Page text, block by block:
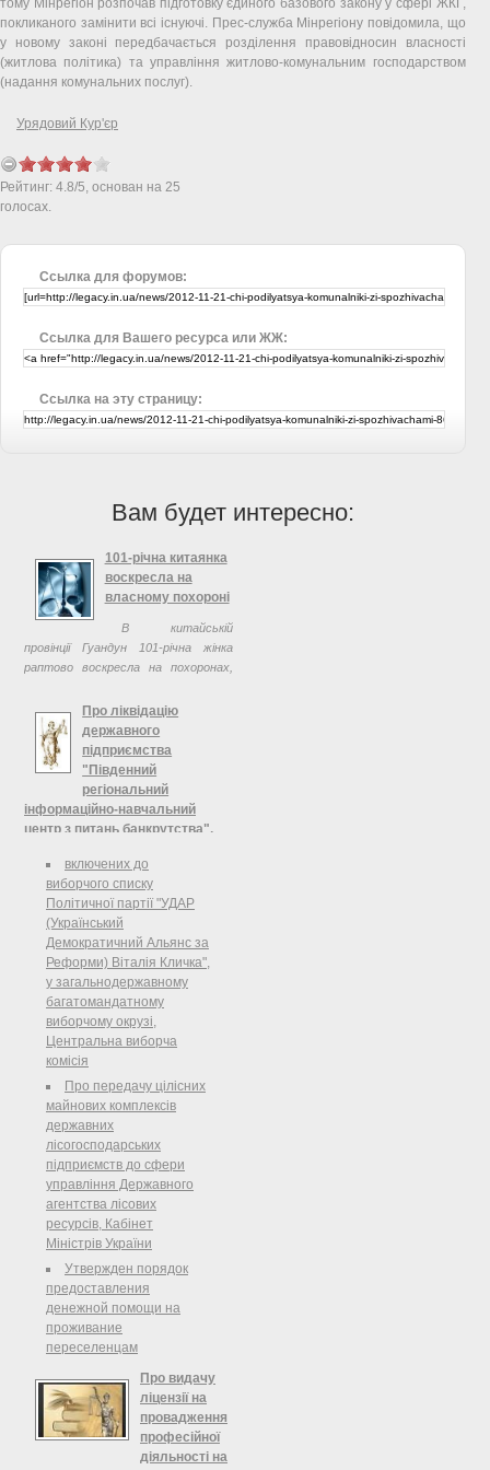
тому Мінрегіон розпочав підготовку єдиного базового закону у сфері ЖКГ,
покликаного замінити всі існуючі. Прес-служба Мінрегіону повідомила, що
у новому законі передбачається розділення правовідносин власності
(житлова політика) та управління житлово-комунальним господарством
(надання комунальних послуг).
Урядовий Кур'єр
Рейтинг: 4.8/5, основан на 25
голосах.
Ссылка для форумов:
Ссылка для Вашего ресурса или ЖЖ:
Ссылка на эту страницу:
Вам будет интересно:
101-річна китаянка
воскресла на
власному похороні
В китайській
провінції Гуандун 101-річна жінка
раптово воскресла на похоронах,
односельців.Про ліквідацію
державного
підприємства
"Південний
регіональний
інформаційно-навчальний
центр з питань банкрутства",
управління Міністерства,
Міністерство економічного
розвитку і торгівлі України
Про ліквідацію державного
підприємства "Південний
регіональний інформаційно-
навчальний центр з питань
банкрутства", що належить до
сфери управління Міністерства
включених до
виборчого списку
Політичної партії "УДАР
(Український
Демократичний Альянс за
Реформи) Віталія Кличка",
у загальнодержавному
багатомандатному
виборчому окрузі,
Центральна виборча
комісія
Про передачу цілісних
майнових комплексів
державних
лісогосподарських
підприємств до сфери
управління Державного
агентства лісових
ресурсів, Кабінет
Міністрів України
Утвержден порядок
предоставления
денежной помощи на
проживание
переселенцам
Про видачу
ліцензії на
провадження
професійної
діяльності на